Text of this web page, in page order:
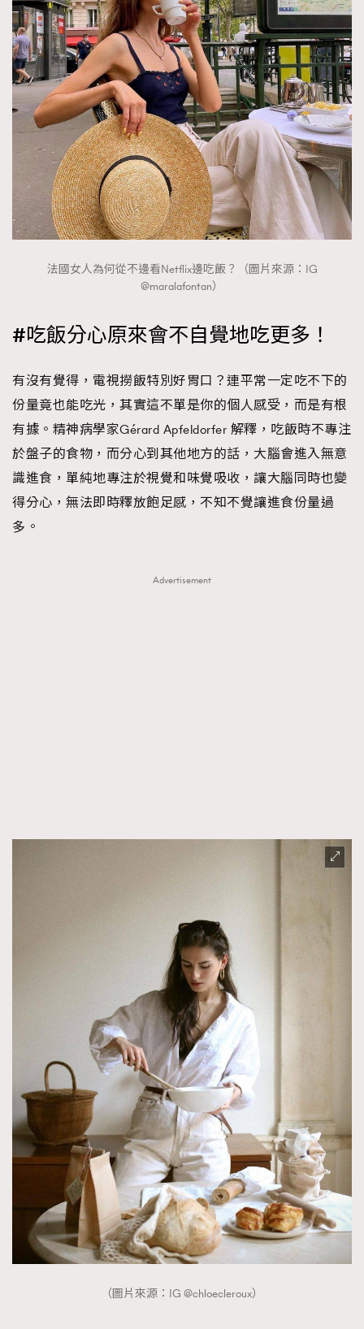
法國女人為何從不邊看Netflix邊吃飯？（圖片來源：IG
@maralafontan）
#吃飯分心原來會不自覺地吃更多！
有沒有覺得，電視撈飯特別好胃口？連平常一定吃不下的
份量竟也能吃光，其實這不單是你的個人感受，而是有根
有據。精神病學家Gérard Apfeldorfer 解釋，吃飯時不專注
於盤子的食物，而分心到其他地方的話，大腦會進入無意
識進食，單純地專注於視覺和味覺吸收，讓大腦同時也變
得分心，無法即時釋放飽足感，不知不覺讓進食份量過
多。
Advertisement
（圖片來源：IG @chloecleroux）